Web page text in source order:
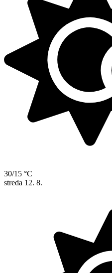
30/15 °C
streda 12. 8.